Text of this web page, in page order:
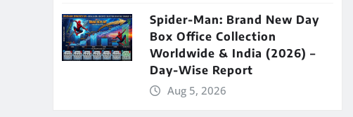
Spider-Man: Brand New Day
Box Office Collection
Worldwide & India (2026) –
Day-Wise Report
Aug 5, 2026